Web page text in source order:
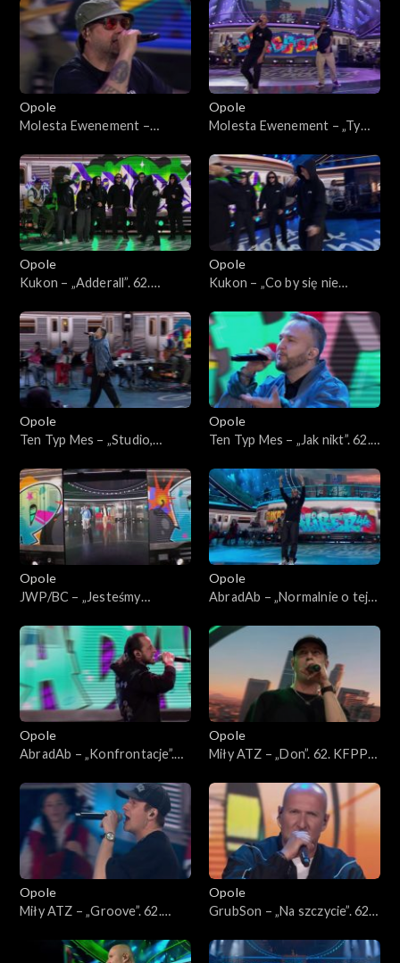
Jedno podwórko” „Hip-hop. Jedno podwórko”
Opole
Molesta Ewenement –
Koncert „Hip-hop. Jedno
podwórko”
Opole
Molesta Ewenement – „Ty
„Hip-hop. Jedno podwórko”
Opole
Kukon – „Adderall”. 62.
Jedno podwórko”
Opole
Kukon – „Co by się nie
„Hip-hop. Jedno podwórko”
Opole
Ten Typ Mes – „Studio,
Koncert „Hip-hop. Jedno
podwórko”
Opole
Ten Typ Mes – „Jak nikt”. 62.
Jedno podwórko”
Opole
JWP/BC – „Jesteśmy
KFPP: Koncert „Hip-hop.
Jedno podwórko”
Opole
AbradAb – „Normalnie o tej
„Hip-hop. Jedno podwórko”
Opole
AbradAb – „Konfrontacje”.
Jedno podwórko”
Opole
Miły ATZ – „Don”. 62. KFPP:
podwórko”
Opole
Miły ATZ – „Groove”. 62.
Jedno podwórko”
Opole
GrubSon – „Na szczycie”. 62.
Jedno podwórko”